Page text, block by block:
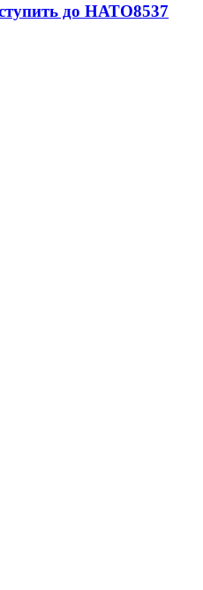
до НАТО8537